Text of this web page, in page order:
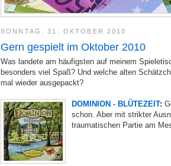
SONNTAG, 31. OKTOBER 2010
Gern gespielt im Oktober 2010
Was landete am häufigsten auf meinem
besonders viel Spaß? Und welche alten
mal wieder ausgepackt?
DOMINION - BLÜTEZEIT:
schon. Aber mit strikter
traumatischen Partie am